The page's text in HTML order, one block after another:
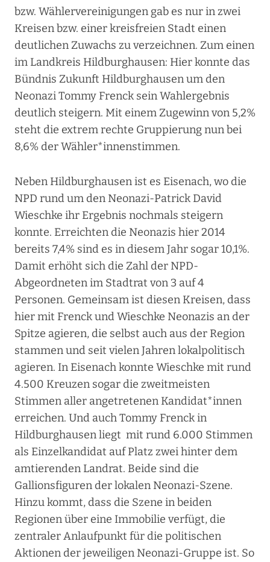
bzw. Wählervereinigungen gab es nur in zwei
Kreisen bzw. einer kreisfreien Stadt einen
deutlichen Zuwachs zu verzeichnen. Zum einen
im Landkreis Hildburghausen: Hier konnte das
Bündnis Zukunft Hildburghausen um den
Neonazi Tommy Frenck sein Wahlergebnis
deutlich steigern. Mit einem Zugewinn von 5,2%
steht die extrem rechte Gruppierung nun bei
8,6% der Wähler*innenstimmen.
Neben Hildburghausen ist es Eisenach, wo die
NPD rund um den Neonazi-Patrick David
Wieschke ihr Ergebnis nochmals steigern
konnte. Erreichten die Neonazis hier 2014
bereits 7,4% sind es in diesem Jahr sogar 10,1%.
Damit erhöht sich die Zahl der NPD-
Abgeordneten im Stadtrat von 3 auf 4
Personen. Gemeinsam ist diesen Kreisen, dass
hier mit Frenck und Wieschke Neonazis an der
Spitze agieren, die selbst auch aus der Region
stammen und seit vielen Jahren lokalpolitisch
agieren. In Eisenach konnte Wieschke mit rund
4.500 Kreuzen sogar die zweitmeisten
Stimmen aller angetretenen Kandidat*innen
erreichen. Und auch Tommy Frenck in
Hildburghausen liegt mit rund 6.000 Stimmen
als Einzelkandidat auf Platz zwei hinter dem
amtierenden Landrat. Beide sind die
Gallionsfiguren der lokalen Neonazi-Szene.
Hinzu kommt, dass die Szene in beiden
Regionen über eine Immobilie verfügt, die
zentraler Anlaufpunkt für die politischen
Aktionen der jeweiligen Neonazi-Gruppe ist. So